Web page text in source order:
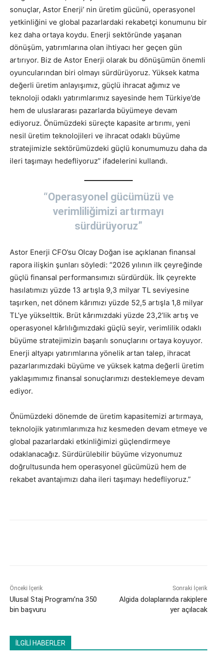
sonuçlar, Astor Enerji’ nin üretim gücünü, operasyonel
yetkinliğini ve global pazarlardaki rekabetçi konumunu bir
kez daha ortaya koydu. Enerji sektöründe yaşanan
dönüşüm, yatırımlarına olan ihtiyacı her geçen gün
artırıyor. Biz de Astor Enerji olarak bu dönüşümün önemli
oyuncularından biri olmayı sürdürüyoruz. Yüksek katma
değerli üretim anlayışımız, güçlü ihracat ağımız ve
teknoloji odaklı yatırımlarımız sayesinde hem Türkiye’de
hem de uluslararası pazarlarda büyümeye devam
ediyoruz. Önümüzdeki süreçte kapasite artırımı, yeni
nesil üretim teknolojileri ve ihracat odaklı büyüme
stratejimizle sektörümüzdeki güçlü konumumuzu daha da
ileri taşımayı hedefliyoruz” ifadelerini kullandı.
“Operasyonel gücümüzü ve
verimliliğimizi artırmayı
sürdürüyoruz”
Astor Enerji CFO’su Olcay Doğan ise açıklanan finansal
rapora ilişkin şunları söyledi: “2026 yılının ilk çeyreğinde
güçlü finansal performansımızı sürdürdük. İlk çeyrekte
hasılatımızı yüzde 13 artışla 9,3 milyar TL seviyesine
taşırken, net dönem kârımızı yüzde 52,5 artışla 1,8 milyar
TL’ye yükselttik. Brüt kârımızdaki yüzde 23,2’lik artış ve
operasyonel kârlılığımızdaki güçlü seyir, verimlilik odaklı
büyüme stratejimizin başarılı sonuçlarını ortaya koyuyor.
Enerji altyapı yatırımlarına yönelik artan talep, ihracat
pazarlarımızdaki büyüme ve yüksek katma değerli üretim
yaklaşımımız finansal sonuçlarımızı desteklemeye devam
ediyor.
Önümüzdeki dönemde de üretim kapasitemizi artırmaya,
teknolojik yatırımlarımıza hız kesmeden devam etmeye ve
global pazarlardaki etkinliğimizi güçlendirmeye
odaklanacağız. Sürdürülebilir büyüme vizyonumuz
doğrultusunda hem operasyonel gücümüzü hem de
rekabet avantajımızı daha ileri taşımayı hedefliyoruz.”
Önceki İçerik
Ulusal Staj Programı’na 350
bin başvuru
Sonraki İçerik
​Algida dolaplarında rakiplere
yer açılacak
İLGİLİ HABERLER